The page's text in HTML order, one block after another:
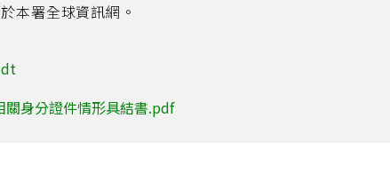
本署全球資訊網。
身分證件情形具結書.pdf